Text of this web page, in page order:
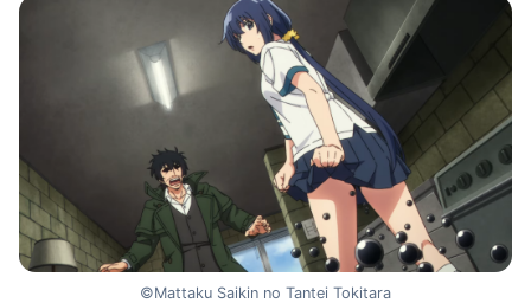
©Mattaku Saikin no Tantei Tokitara